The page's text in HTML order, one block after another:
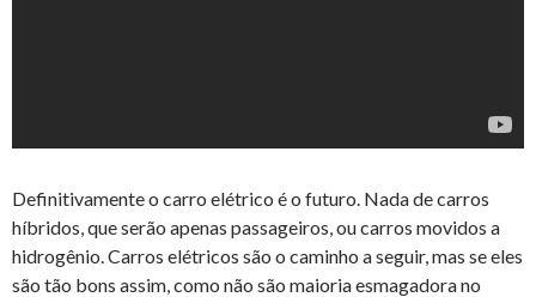
Definitivamente o carro elétrico é o futuro. Nada de carros
híbridos, que serão apenas passageiros, ou carros movidos a
hidrogênio. Carros elétricos são o caminho a seguir, mas se eles
são tão bons assim, como não são maioria esmagadora no